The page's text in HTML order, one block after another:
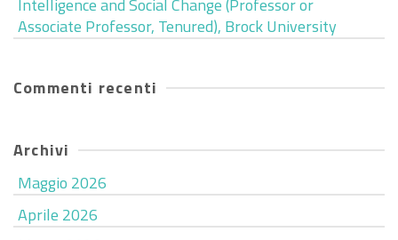
Intelligence and Social Change (Professor or
Associate Professor, Tenured), Brock University
Commenti recenti
Archivi
Maggio 2026
Aprile 2026